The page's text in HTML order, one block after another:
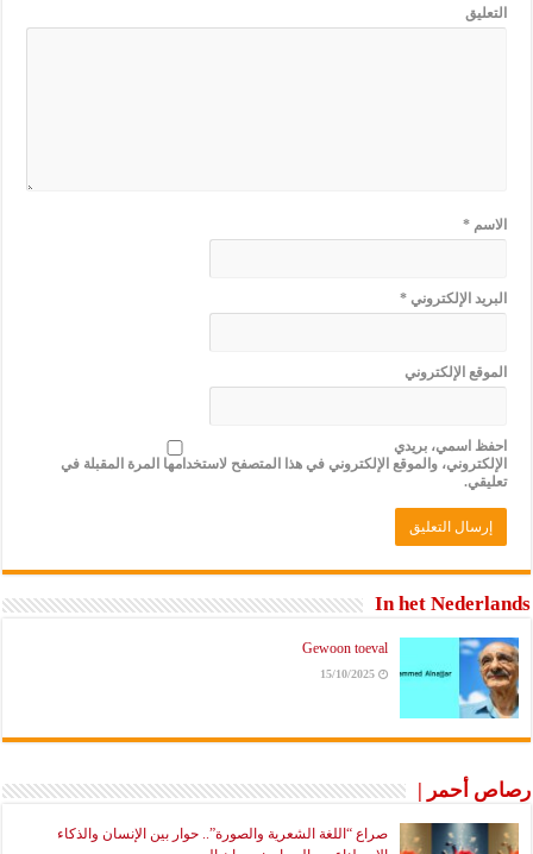
التعليق
الاسم*
البريد الإلكتروني*
الموقع الإلكتروني
احفظ اسمي، بريدي
الإلكتروني، والموقع الإلكتروني في هذا المتصفح لاستخدامها المرة المقبلة في
تعليقي.
In het Nederlands
Gewoon toeval
15/10/2025
رصاص أحمر |
صراع “اللغة الشعرية والصورة”.. حوار بين الإنسان والذكاء